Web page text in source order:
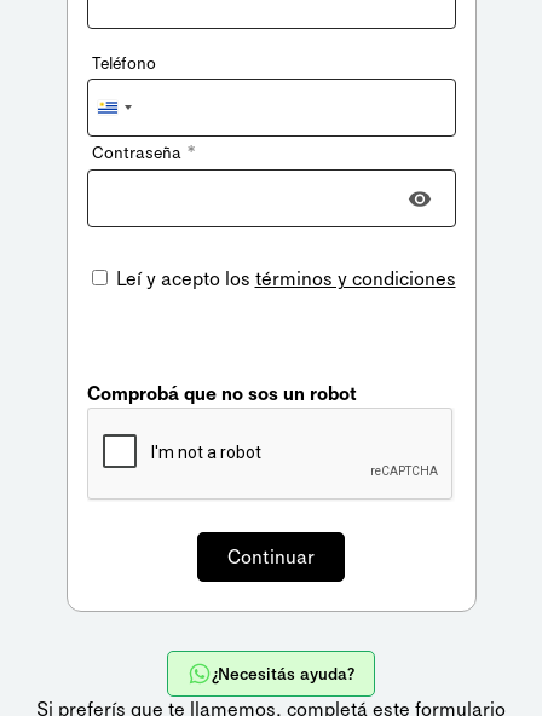
Teléfono
Uruguay
+598
Contraseña *
Leí y acepto los términos y condiciones
Comprobá que no sos un robot
¿Necesitás ayuda?
Si preferís que te llamemos, completá este formulario